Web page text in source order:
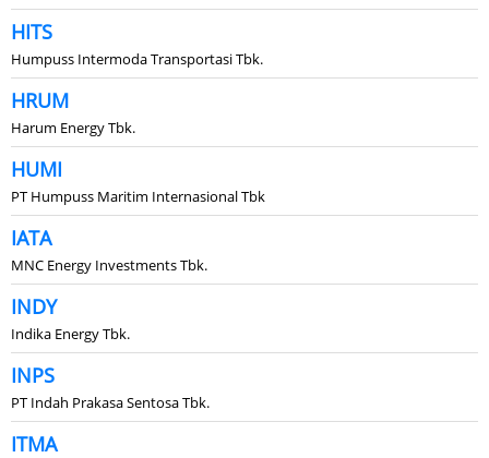
HITS
Humpuss Intermoda Transportasi Tbk.
HRUM
Harum Energy Tbk.
HUMI
PT Humpuss Maritim Internasional Tbk
IATA
MNC Energy Investments Tbk.
INDY
Indika Energy Tbk.
INPS
PT Indah Prakasa Sentosa Tbk.
ITMA